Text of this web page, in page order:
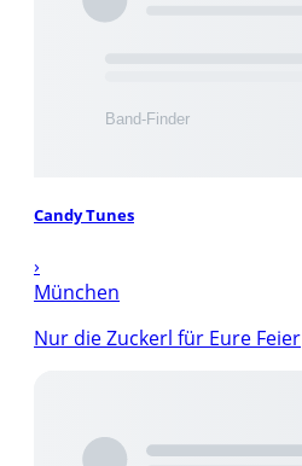
Candy Tunes
›
München
Nur die Zuckerl für Eure Feier